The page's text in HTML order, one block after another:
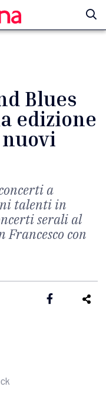
Blues
edizione
a
talenti in
serali al
Francesco con